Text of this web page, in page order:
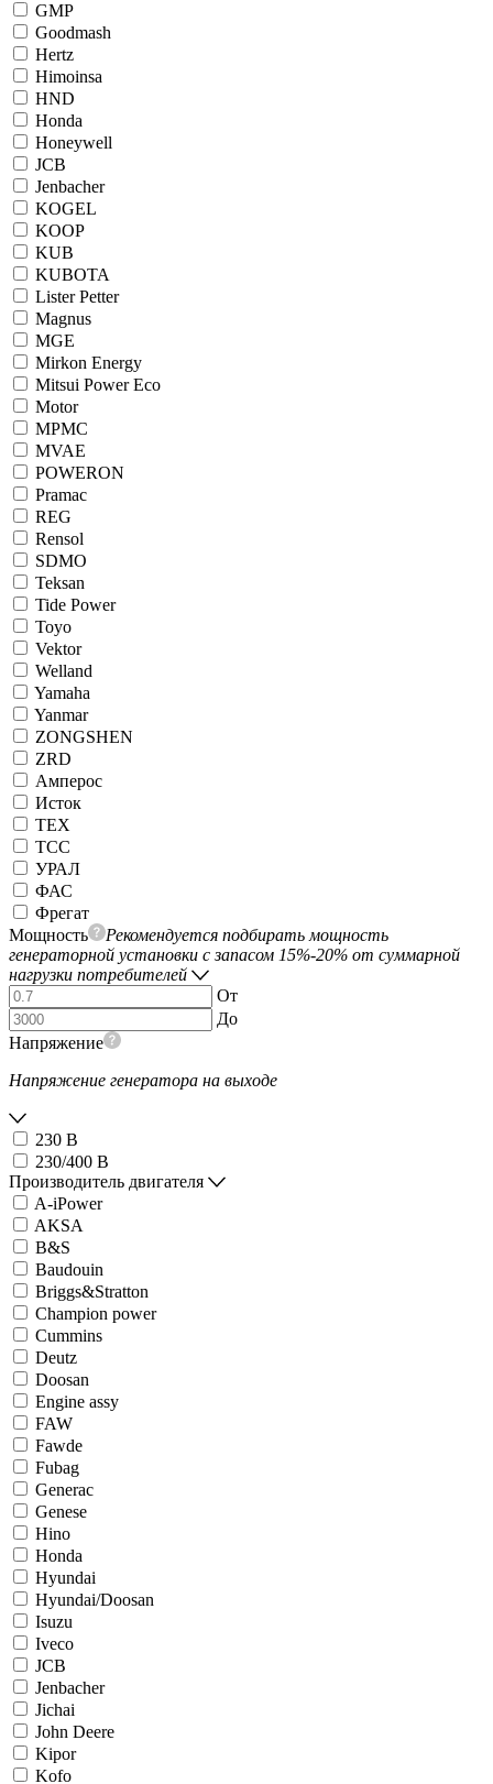
GMP
Goodmash
Hertz
Himoinsa
HND
Honda
Honeywell
JCB
Jenbacher
KOGEL
KOOP
KUB
KUBOTA
Lister Petter
Magnus
MGE
Mirkon Energy
Mitsui Power Eco
Motor
MPMC
MVAE
POWERON
Pramac
REG
Rensol
SDMO
Teksan
Tide Power
Toyo
Vektor
Welland
Yamaha
Yanmar
ZONGSHEN
ZRD
Амперос
Исток
ТЕХ
ТСС
УРАЛ
ФАС
Фрегат
Мощность
Рекомендуется подбирать мощность
генераторной установки с запасом 15%-20% от суммарной
нагрузки потребителей
От
До
Напряжение
Напряжение генератора на выходе
230 В
230/400 В
Производитель двигателя
A-iPower
AKSA
B&S
Baudouin
Briggs&Stratton
Champion power
Cummins
Deutz
Doosan
Engine assy
FAW
Fawde
Fubag
Generac
Genese
Hino
Honda
Hyundai
Hyundai/Doosan
Isuzu
Iveco
JCB
Jenbacher
Jichai
John Deere
Kipor
Kofo